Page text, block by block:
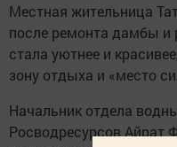
Местная жительница
после ремонта дамбы и
стала уютнее и
зону отдыха и «место
Начальник отдела
Росводресурсов Айрат